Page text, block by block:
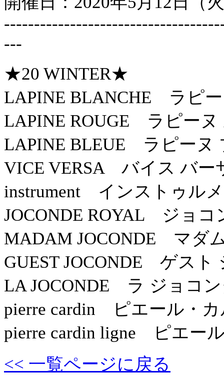
---
★20 WINTER★
LAPINE BLANCHE ラピ
LAPINE ROUGE ラピーヌ
LAPINE BLEUE ラピーヌ
VICE VERSA バイス バー
instrument インストゥル
JOCONDE ROYAL ジョコ
MADAM JOCONDE マダ
GUEST JOCONDE ゲスト
LA JOCONDE ラ ジョコ
pierre cardin ピエール・
pierre cardin ligne ピエー
<< 一覧ページに戻る